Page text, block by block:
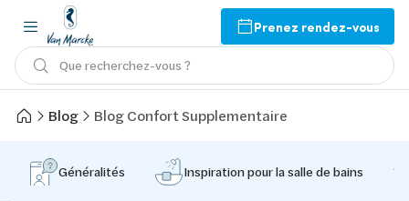
Prenez rendez-vous
Que recherchez-vous ?
Blog Blog Confort Supplementaire
Généralités Inspiration pour la salle de bains